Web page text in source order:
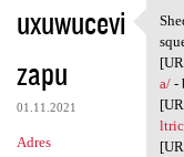
uxuwucevi
zapu
01.11.2021
Adres
a/-